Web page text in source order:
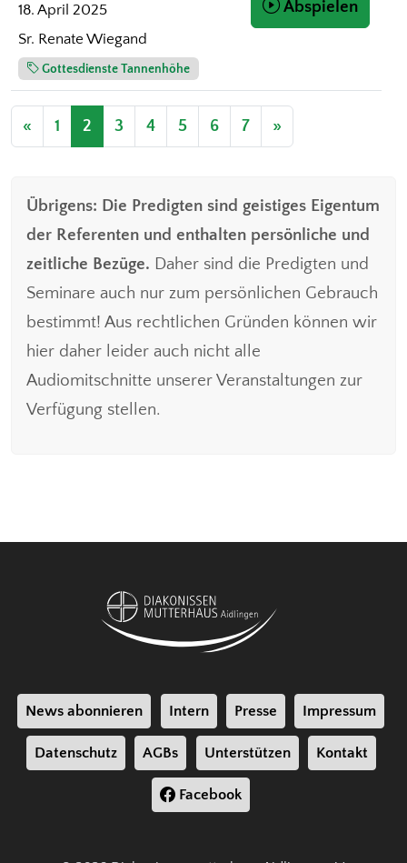
18. April 2025
Sr. Renate Wiegand
Gottesdienste Tannenhöhe
Abspielen
« 1 2 3 4 5 6 7 »
Übrigens: Die Predigten sind geistiges Eigentum
der Referenten und enthalten persönliche und
zeitliche Bezüge. Daher sind die Predigten und
Seminare auch nur zum persönlichen Gebrauch
bestimmt! Aus rechtlichen Gründen können wir
hier daher leider auch nicht alle
Audiomitschnitte unserer Veranstaltungen zur
Verfügung stellen.
News abonnieren Intern Presse Impressum
Datenschutz AGBs Unterstützen Kontakt
Facebook